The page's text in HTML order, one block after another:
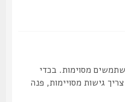
מסוימות. בכדי
מסויימות, פנה